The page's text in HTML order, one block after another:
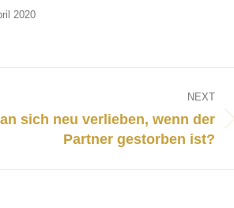
2020
NEXT
sich neu verlieben, wenn der
Partner gestorben ist?